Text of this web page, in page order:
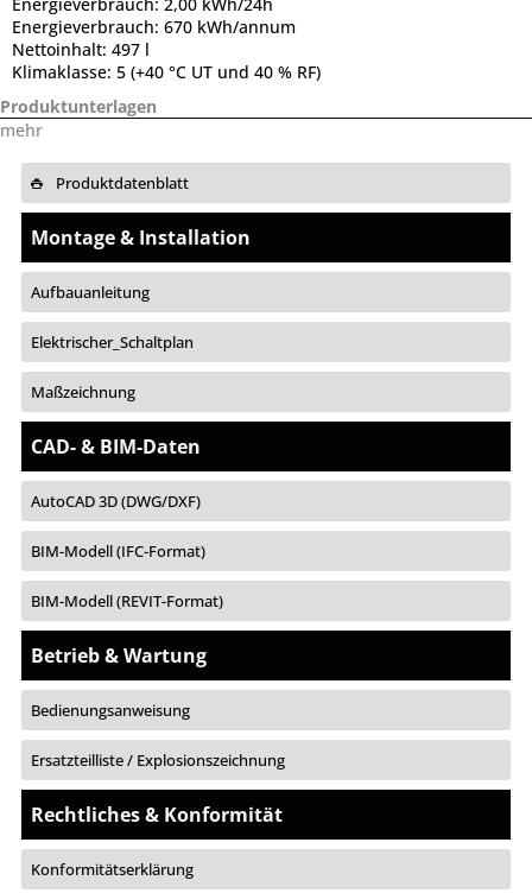
Energieverbrauch: 670 kWh/annum
Nettoinhalt: 497 l
Klimaklasse: 5 (+40 °C UT und 40 % RF)
Produktunterlagen
mehr
Produktdatenblatt
Montage & Installation
Aufbauanleitung
Elektrischer_Schaltplan
Maßzeichnung
CAD- & BIM-Daten
AutoCAD 3D (DWG/DXF)
BIM-Modell (IFC-Format)
BIM-Modell (REVIT-Format)
Betrieb & Wartung
Bedienungsanweisung
Ersatzteilliste / Explosionszeichnung
Rechtliches & Konformität
Konformitätserklärung